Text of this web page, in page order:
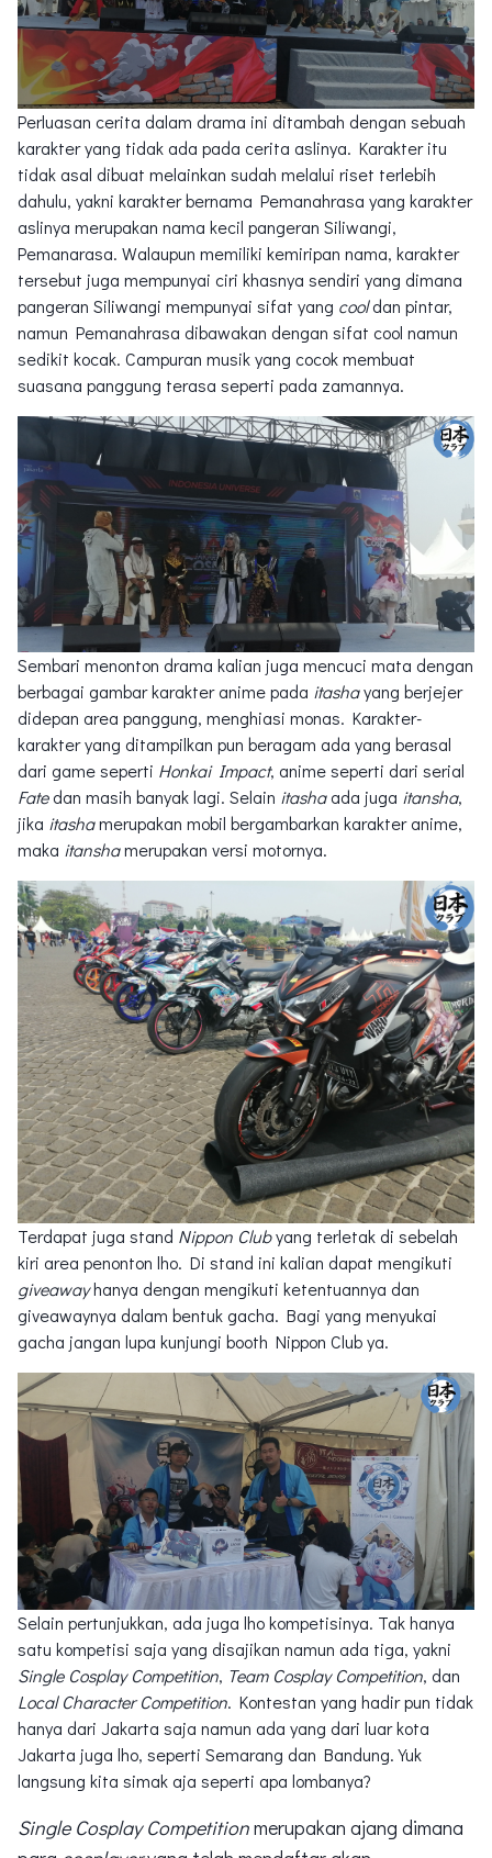
Perluasan cerita dalam drama ini ditambah dengan sebuah
karakter yang tidak ada pada cerita aslinya. Karakter itu
tidak asal dibuat melainkan sudah melalui riset terlebih
dahulu, yakni karakter bernama Pemanahrasa yang karakter
aslinya merupakan nama kecil pangeran Siliwangi,
Pemanarasa. Walaupun memiliki kemiripan nama, karakter
tersebut juga mempunyai ciri khasnya sendiri yang dimana
pangeran Siliwangi mempunyai sifat yang cooldan pintar,
namun Pemanahrasa dibawakan dengan sifat cool namun
sedikit kocak. Campuran musik yang cocok membuat
suasana panggung terasa seperti pada zamannya.
Sembari menonton drama kalian juga mencuci mata dengan
berbagai gambar karakter anime pada itashayang berjejer
didepan area panggung, menghiasi monas. Karakter-
karakter yang ditampilkan pun beragam ada yang berasal
dari game seperti Honkai Impact, anime seperti dari serial
Fatedan masih banyak lagi. Selain itashaada juga itansha,
jika itashamerupakan mobil bergambarkan karakter anime,
maka itanshamerupakan versi motornya.
Terdapat juga stand Nippon Clubyang terletak di sebelah
kiri area penonton lho. Di stand ini kalian dapat mengikuti
giveawayhanya dengan mengikuti ketentuannya dan
giveawaynya dalam bentuk gacha. Bagi yang menyukai
gacha jangan lupa kunjungi booth Nippon Club ya.
Selain pertunjukkan, ada juga lho kompetisinya. Tak hanya
satu kompetisi saja yang disajikan namun ada tiga, yakni
Single Cosplay Competition, Team Cosplay Competition, dan
Local Character Competition. Kontestan yang hadir pun tidak
hanya dari Jakarta saja namun ada yang dari luar kota
Jakarta juga lho, seperti Semarang dan Bandung. Yuk
langsung kita simak aja seperti apa lombanya?
Single Cosplay Competitionmerupakan ajang dimana